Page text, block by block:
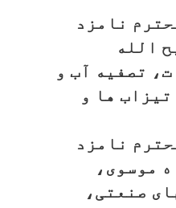
نامزد
الله
تصفیه آب و
ها و
نامزد
موسوی،
صنعتی،